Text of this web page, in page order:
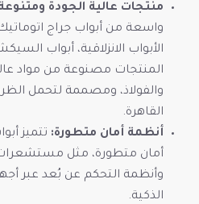
منتجات عالية الجودة
واسعة من أبواب جراج
الأبواب الانزلاقية، أبواب
المنتجات مصنوعة من مواد
والفولاذ، ومصممة لتحمل
القاهرة.
أنظمة أمان متطورة: تتميز
أمان متطورة، مثل مستشعرات
وأنظمة التحكم عن بُعد عبر
الذكية.